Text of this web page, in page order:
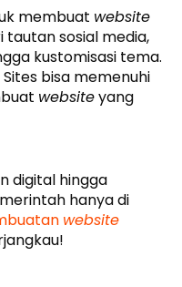
membuat website
tautan sosial media,
kustomisasi tema.
bisa memenuhi
websiteyang
digital hingga
hanya di
website